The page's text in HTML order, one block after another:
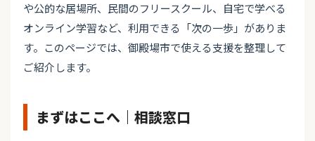
や公的な居場所、民間のフリースクール、自宅で学べる
オンライン学習など、利用できる「次の一歩」がありま
す。このページでは、御殿場市で使える支援を整理して
ご紹介します。
まずはここへ｜相談窓口